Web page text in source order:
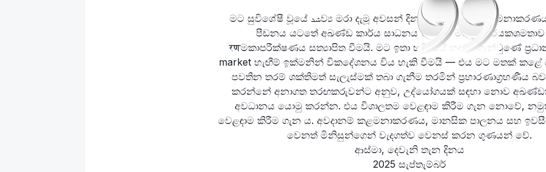
එය දුෂ්කර තරඟයක් විය. තරඟය අතර දිගුම මට ඇතිවූ ආශ්චර්යය වන්නේ
ස්ථිර ව්‍යාප්ති හා ඉතා වේගවත් ක්‍රියාත්මක කිරීම විය — මේ සියල්ල මට ජය
මූලික කරුණු විය. මම අනෙක් වෙළඳුන්ට උපදෙස් දෙනු ලබන්නේ
සාමකාමීව පවතින්න, කිසිදු වෙළඳාමක් ඉක්මනින් නොකරන්න සහ ඔබේ
අමතර නොවන්නයි.
Pubh, තුන්වන තැන දිනය
2025 සැප්තැම්බර්